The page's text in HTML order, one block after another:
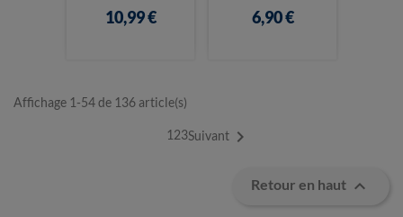
10,99 € 6,90 €
Affichage 1-54 de 136 article(s)
123Suivant
Retour en haut 